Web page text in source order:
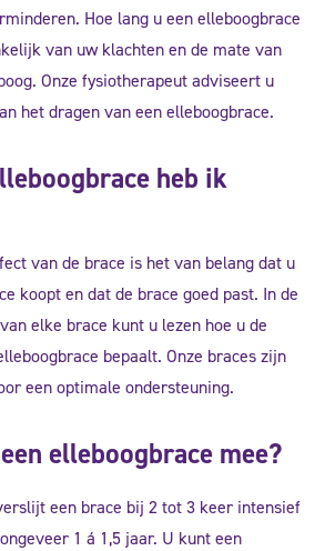
Hoe lang u een elleboogbrace
van uw klachten en de mate van
Onze fysiotherapeut adviseert u
het dragen van een elleboogbrace.
heb ik
van de brace is het van belang dat u
koopt en dat de brace goed past. In de
elke brace kunt u lezen hoe u de
bepaalt. Onze braces zijn
een optimale ondersteuning.
elleboogbrace mee?
een brace bij 2 tot 3 keer intensief
1 á 1,5 jaar. U kunt een